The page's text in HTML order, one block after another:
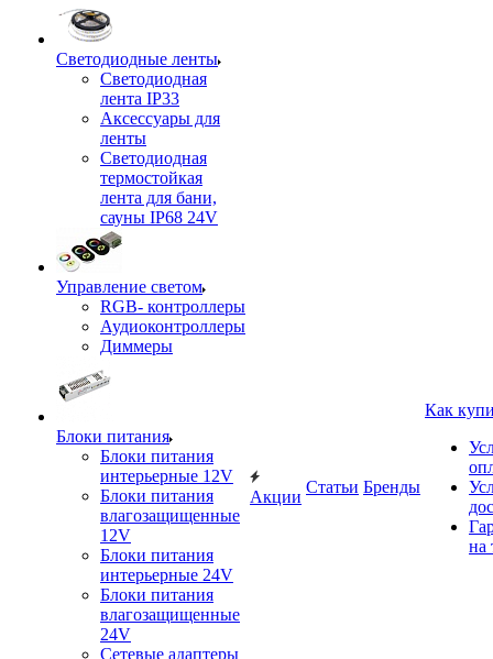
Светодиодные ленты
Светодиодная
лента IP33
Аксессуары для
ленты
Светодиодная
термостойкая
лента для бани,
сауны IP68 24V
Управление светом
RGB- контроллеры
Аудиоконтроллеры
Диммеры
Блоки питания
Блоки питания
интерьерные 12V
Блоки питания
влагозащищенные
12V
Блоки питания
интерьерные 24V
Блоки питания
влагозащищенные
24V
Сетевые адаптеры
Акции
Статьи Бренды
Как
на